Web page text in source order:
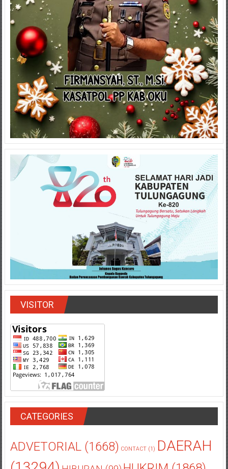
VISITOR
CATEGORIES
ADVETORIAL(1668) CONTACT(1) DAERAH